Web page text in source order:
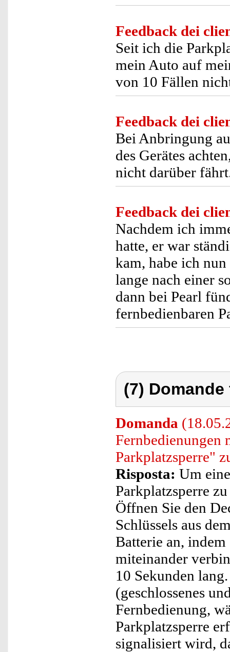
Feedback dei
Seit ich die
mein Auto auf
von 10 Fällen
Feedback dei
Bei Anbringung
des Gerätes
nicht darüber
Feedback dei
Nachdem ich
hatte, er war
kam, habe ich
lange nach einer
dann bei Pearl
fernbedienbaren
(7)
Domanda
Fernbedienungen
Parkplatzsperre"
Risposta: Um
Parkplatzsperre
Öffnen Sie den
Schlüssels aus
Batterie an,
miteinander
10 Sekunden
(geschlossenes
Fernbedienung,
Parkplatzsperre
signalisiert wird,